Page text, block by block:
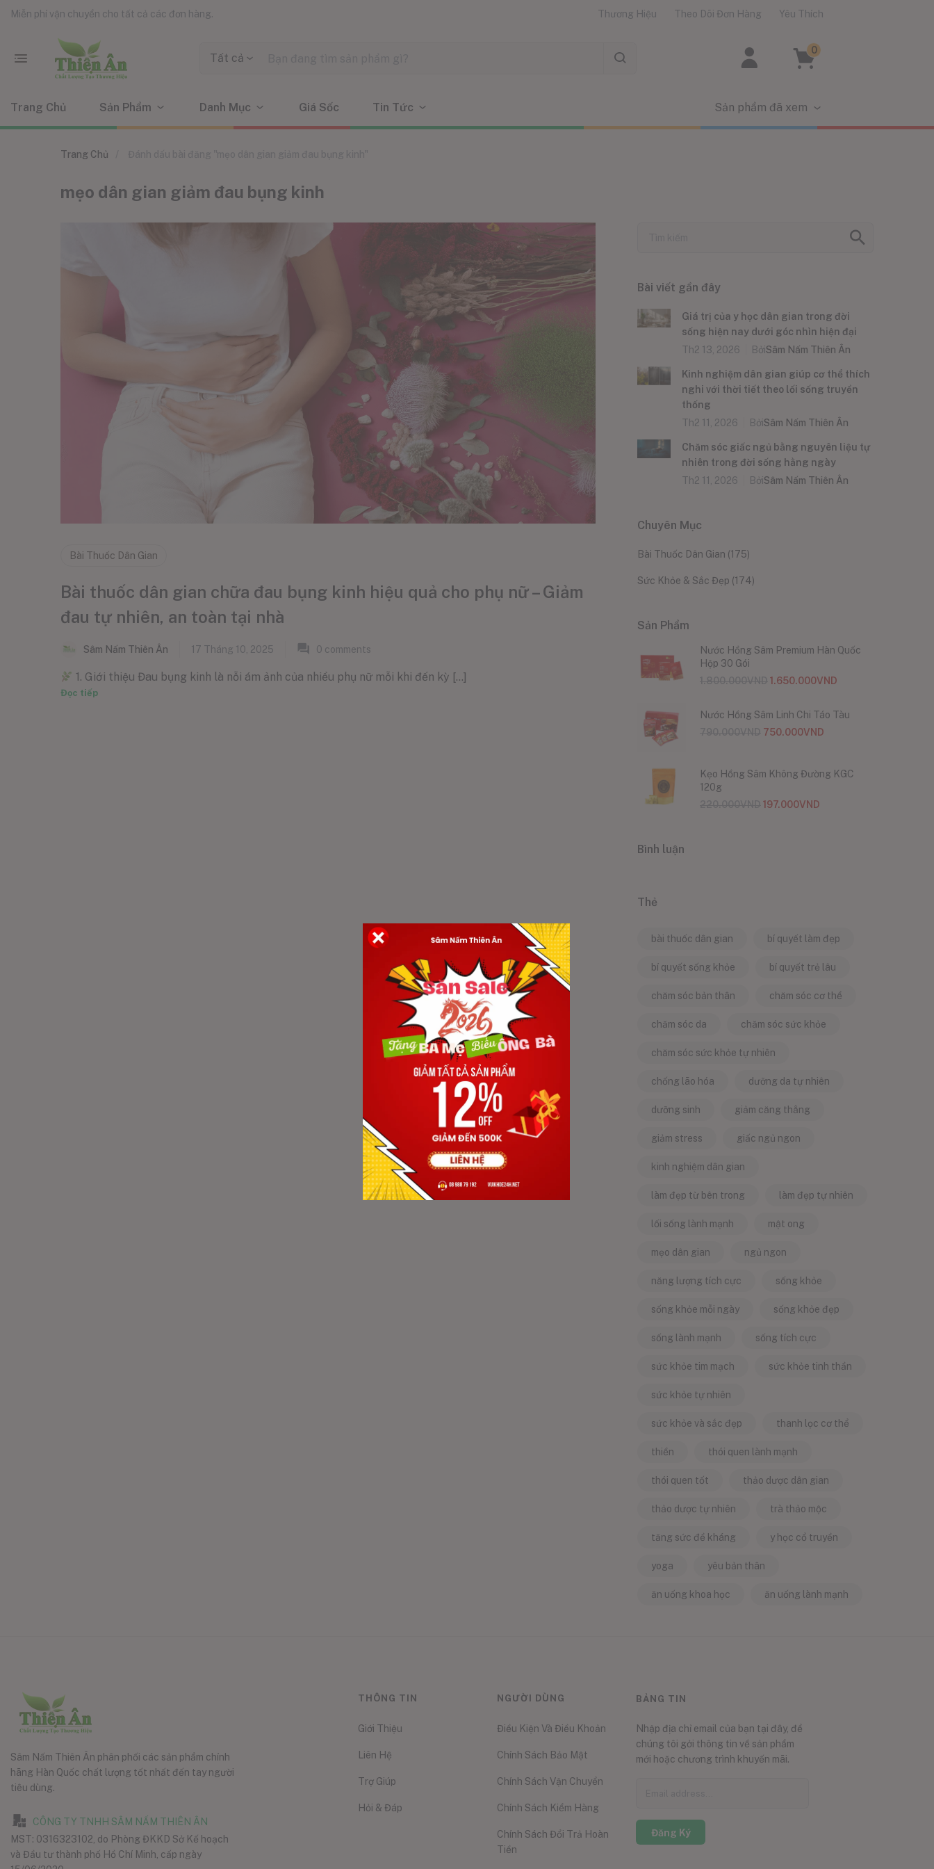
Miễn phí vận chuyển cho tất cả các đơn hàng. Thương Hiệu Theo Dõi Đơn Hàng Yêu Thích
Tất cả
0
Trang Chủ Sản Phẩm Danh Mục Giá Sốc Tin Tức Sản phẩm đã xem
Trang Chủ
mẹo dân gian giảm đau bụng kinh
Bài Thuốc Dân Gian
Bài thuốc dân gian chữa đau bụng kinh hiệu quả cho phụ nữ – Giảm
đau tự nhiên, an toàn tại nhà
Sâm Nấm Thiên Ân 17 Tháng 10, 2025 0 comments
1. Giới thiệu Đau bụng kinh là nỗi ám ảnh của nhiều phụ nữ mỗi khi đến kỳ [...]
Đọc tiếp
Bài viết gần đây
Giá trị của y học dân gian trong đời
sống hiện nay dưới góc nhìn hiện đại
Th2 13, 2026
BởiSâm Nấm Thiên Ân
Kinh nghiệm dân gian giúp cơ thể thích
nghi với thời tiết theo lối sống truyền
thống
Th2 11, 2026
BởiSâm Nấm Thiên Ân
Chăm sóc giấc ngủ bằng nguyên liệu tự
nhiên trong đời sống hằng ngày
Th2 11, 2026
BởiSâm Nấm Thiên Ân
Chuyên Mục
Bài Thuốc Dân Gian (175)
Sức Khỏe & Sắc Đẹp (174)
Sản Phẩm
Nước Hồng Sâm Premium Hàn Quốc
Hộp 30 Gói
1.650.000VND
Nước Hồng Sâm Linh Chi Táo Tàu
750.000VND
Kẹo Hồng Sâm Không Đường KGC
120g
197.000VND
Bình luận
Thẻ
bài thuốc dân gian bí quyết làm đẹp
bí quyết sống khỏe bí quyết trẻ lâu
chăm sóc bản thân chăm sóc cơ thể
chăm sóc da chăm sóc sức khỏe
chăm sóc sức khỏe tự nhiên
chống lão hóa dưỡng da tự nhiên
dưỡng sinh giảm căng thẳng
giảm stress giấc ngủ ngon
kinh nghiệm dân gian
làm đẹp từ bên trong làm đẹp tự nhiên
lối sống lành mạnh mật ong
mẹo dân gian ngủ ngon
năng lượng tích cực sống khỏe
sống khỏe mỗi ngày sống khỏe đẹp
sống lành mạnh sống tích cực
sức khỏe tim mạch sức khỏe tinh thần
sức khỏe tự nhiên
sức khỏe và sắc đẹp thanh lọc cơ thể
thiền thói quen lành mạnh
thói quen tốt thảo dược dân gian
thảo dược tự nhiên trà thảo mộc
tăng sức đề kháng y học cổ truyền
yoga yêu bản thân
ăn uống khoa học ăn uống lành mạnh
Sâm Nấm Thiên Ân phân phối các sản phẩm chính
hãng Hàn Quốc chất lượng tốt nhất đến tay người
tiêu dùng.
CÔNG TY TNHH SÂM NẤM THIÊN ÂN
MST: 0316323102, do Phòng ĐKKD Sở Kế hoạch
và Đầu tư thành phố Hồ Chí Minh, cấp ngày
THÔNG TIN
Giới Thiệu
Liên Hệ
Trợ Giúp
Hỏi & Đáp
NGƯỜI DÙNG
Điều Kiện Và Điều Khoản
Chính Sách Bảo Mật
Chính Sách Vận Chuyển
Chính Sách Kiểm Hàng
Chính Sách Đổi Trả Hoàn
Tiền
BẢNG TIN
Nhập địa chỉ email của bạn tại đây, để
chúng tôi gởi thông tin về sản phẩm
mới hoặc chương trình khuyến mãi.
Đăng Ký